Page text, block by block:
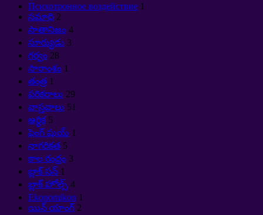
Психотронное воздействие 1
సమాధి 2
సాతానిజం 4
సూర్యుడు 3
గర్వం 28
సారాంశం 1
తంత్ర 1
పరికరాలు 29
వాస్తవాలు 51
ఆర్థిక 5
ఫెంగ్ షుయ్ 1
నాగరికత 5
కాల రంధ్రం 3
బ్లాక్ సన్ 1
బ్లాక్ హోల్స్ 4
Ekonomikon 1
యిన్ యాంగ్ 2